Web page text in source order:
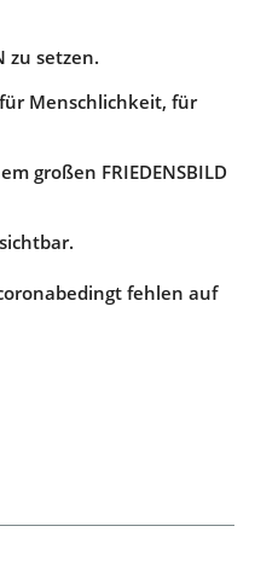
zu setzen.
für Menschlichkeit, für
großen FRIEDENSBILD
fehlen auf